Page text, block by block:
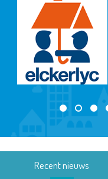
Recent nieuws